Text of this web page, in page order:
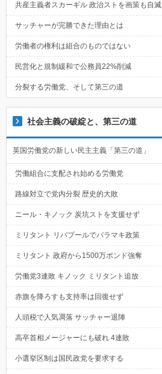
共産主義者スカーギル 政治ストを画策も自滅
サッチャーが完勝できた理由とは
労働者の権利は組合のものではない
民営化と規制緩和で公務員22%削減
分裂する労働党、そして第三の道
社会主義の破綻と、第三の道
英国労働党の新しい民主主義「第三の道」
労働組合に支配され始める労働党
路線対立で党内分裂 歴史的大敗
ニール・キノック 炭坑ストを支援せず
ミリタント リバプールでバラマキ政策
ミリタント 政府から1500万ポンド強奪
労働党3連敗 キノック ミリタント追放
赤旗を降ろすも支持率は回復せず
人頭税で人気凋落 サッチャー退陣
高卒首相メージャーにも破れ 4連敗
小選挙区制は国民政党を要求する